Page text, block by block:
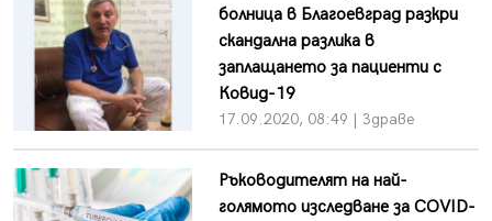
болница в Благоевград разкри
скандална разлика в
заплащането за пациенти с
Ковид-19
17.09.2020, 08:49 | Здраве
Ръководителят на най-
голямото изследване за COVID-